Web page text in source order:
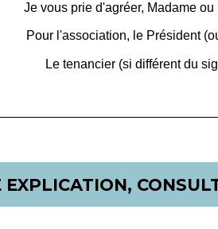
Je vous prie d'agréer, Madame
Pour l'association, le Président
Le tenancier (si différent du